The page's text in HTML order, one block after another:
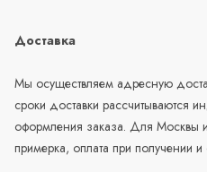
Доставка
Мы осуществляем адресную
сроки доставки рассчитываются
оформления заказа. Для Москвы
примерка, оплата при получении